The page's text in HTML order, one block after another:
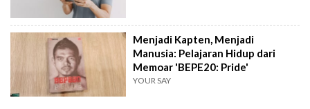
Menjadi Kapten, Menjadi
Manusia: Pelajaran Hidup dari
Memoar 'BEPE20: Pride'
YOUR SAY